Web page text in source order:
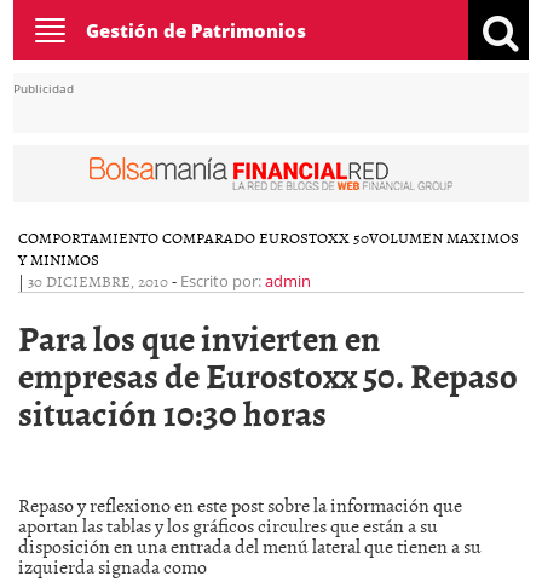
Toggle
navigation
Gestión de Patrimonios
Publicidad
COMPORTAMIENTO COMPARADO EUROSTOXX 50VOLUMEN MAXIMOS
Y MINIMOS
| 30 DICIEMBRE, 2010- Escrito por:admin
Para los que invierten en
empresas de Eurostoxx 50. Repaso
situación 10:30 horas
Repaso y reflexiono en este post sobre la información que
aportan las tablas y los gráficos circulres que están a su
disposición en una entrada del menú lateral que tienen a su
izquierda signada como